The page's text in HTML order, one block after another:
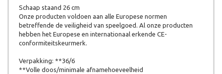
Schaap staand 26 cm
Onze producten voldoen aan alle Europese normen
betreffende de veiligheid van speelgoed. Al onze producten
hebben het Europese en internationaal erkende CE-
conformiteitskeurmerk.
Verpakking: **36/6
**Volle doos/minimale afnamehoeveelheid